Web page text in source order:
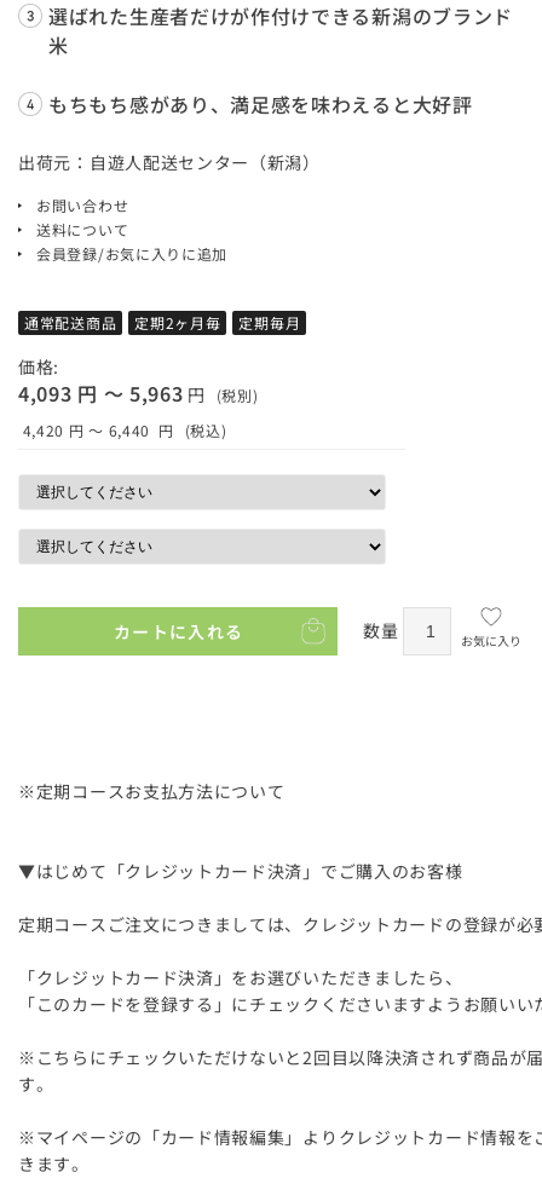
選ばれた生産者だけが作付けできる新潟のブランド
米
もちもち感があり、満足感を味わえると大好評
出荷元：自遊人配送センター（新潟）
お問い合わせ
送料について
会員登録/お気に入りに追加
通常配送商品 定期2ヶ月毎 定期毎月
価格:
4,093 円 ～ 5,963 円
(税別)
4,420 円 ～ 6,440 円 (税込)
数量
カートに入れる お気に入り
※定期コースお支払方法について
▼はじめて「クレジットカード決済」でご購入のお客様
定期コースご注文につきましては、クレジットカードの登録が必
「クレジットカード決済」をお選びいただきましたら、
「このカードを登録する」にチェックくださいますようお願いい
※こちらにチェックいただけないと2回目以降決済されず商品が
す。
※マイページの「カード情報編集」よりクレジットカード情報を
きます。